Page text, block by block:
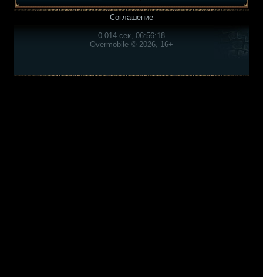
Соглашение
0.014 сек, 06:56:18
Overmobile © 2026, 16+